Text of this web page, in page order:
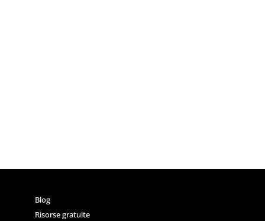
Blog
Risorse gratuite